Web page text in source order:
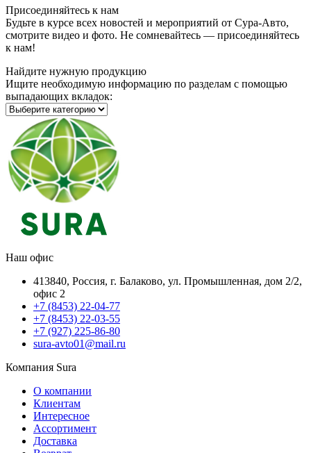
Присоединяйтесь к нам
Будьте в курсе всех новостей и мероприятий от Сура-Авто,
смотрите видео и фото. Не сомневайтесь — присоединяйтесь
к нам!
Найдите нужную продукцию
Ищите необходимую информацию по разделам с помощью
выпадающих вкладок:
Наш офис
413840, Россия, г. Балаково, ул. Промышленная, дом 2/2,
офис 2
+7 (8453) 22-04-77
+7 (8453) 22-03-55
+7 (927) 225-86-80
sura-avto01@mail.ru
Компания Sura
О компании
Клиентам
Интересное
Ассортимент
Доставка